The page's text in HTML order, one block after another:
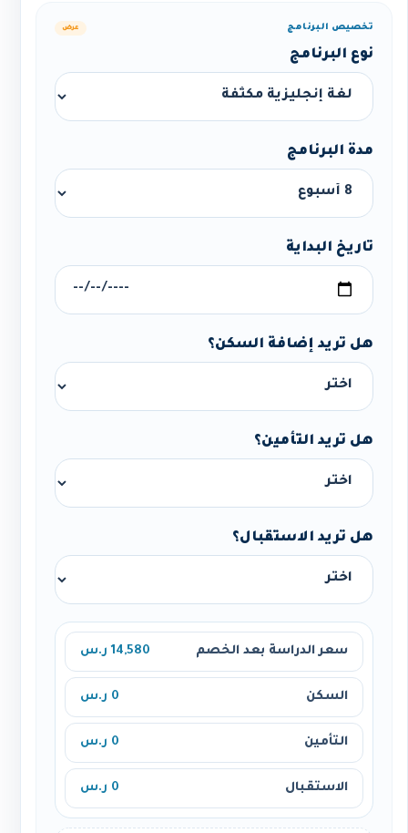
تخصيص البرنامج عرض
نوع البرنامج
مدة البرنامج
تاريخ البداية
هل تريد إضافة السكن؟
هل تريد التأمين؟
هل تريد الاستقبال؟
سعر الدراسة بعد الخصم 14,580 ر.س
السكن 0 ر.س
التأمين 0 ر.س
الاستقبال 0 ر.س